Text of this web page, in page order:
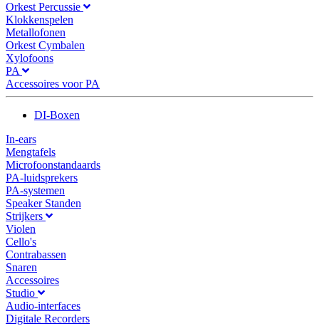
Orkest Percussie
Klokkenspelen
Metallofonen
Orkest Cymbalen
Xylofoons
PA
Accessoires voor PA
DI-Boxen
In-ears
Mengtafels
Microfoonstandaards
PA-luidsprekers
PA-systemen
Speaker Standen
Strijkers
Violen
Cello's
Contrabassen
Snaren
Accessoires
Studio
Audio-interfaces
Digitale Recorders